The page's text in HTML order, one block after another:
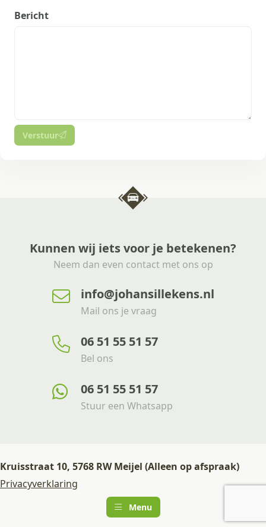
Bericht
Verstuur
Kunnen wij iets voor je betekenen?
Neem dan even contact met ons op
info@johansillekens.nl
Mail ons je vraag
06 51 55 51 57
Bel ons
06 51 55 51 57
Stuur een Whatsapp
Kruisstraat 10, 5768 RW Meijel (Alleen op afspraak)
Privacyverklaring
Menu